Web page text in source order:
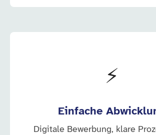
⚡
Einfache
Digitale Bewerbung, klare